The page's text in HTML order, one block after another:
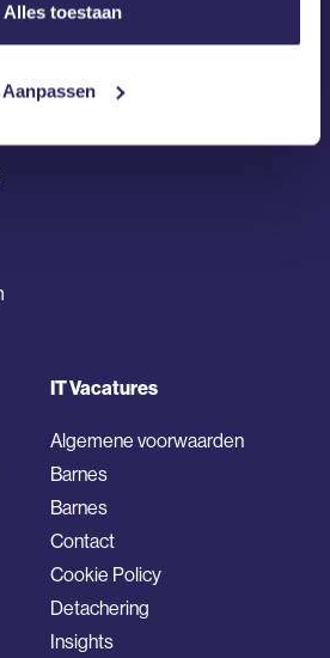
Alles toestaan
Aanpassen
IT Vacatures
Algemene voorwaarden
Barnes
Barnes
Contact
Cookie Policy
Detachering
Insights